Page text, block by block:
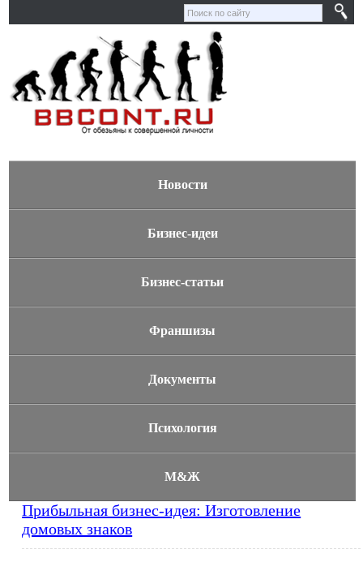
Новости
Бизнес-идеи
Бизнес-статьи
Франшизы
Документы
Психология
М&Ж
Прибыльная бизнес-идея: Изготовление
домовых знаков